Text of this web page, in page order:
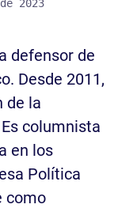
defensor de
Desde 2011,
de la
columnista
en los
Política
como